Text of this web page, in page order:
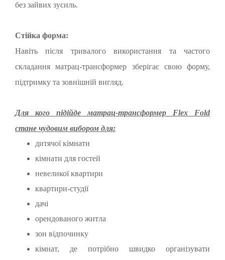
без зайвих зусиль.
Стійка форма:
Навіть після тривалого використання та частого
складання матрац-трансформер зберігає свою форму,
підтримку та зовнішній вигляд.
Для кого підійде матрац-трансформер Flex Fold
стане чудовим вибором для:
дитячої кімнати
кімнати для гостей
невеликої квартири
квартири-студії
дачі
орендованого житла
зон відпочинку
кімнат, де потрібно швидко організувати